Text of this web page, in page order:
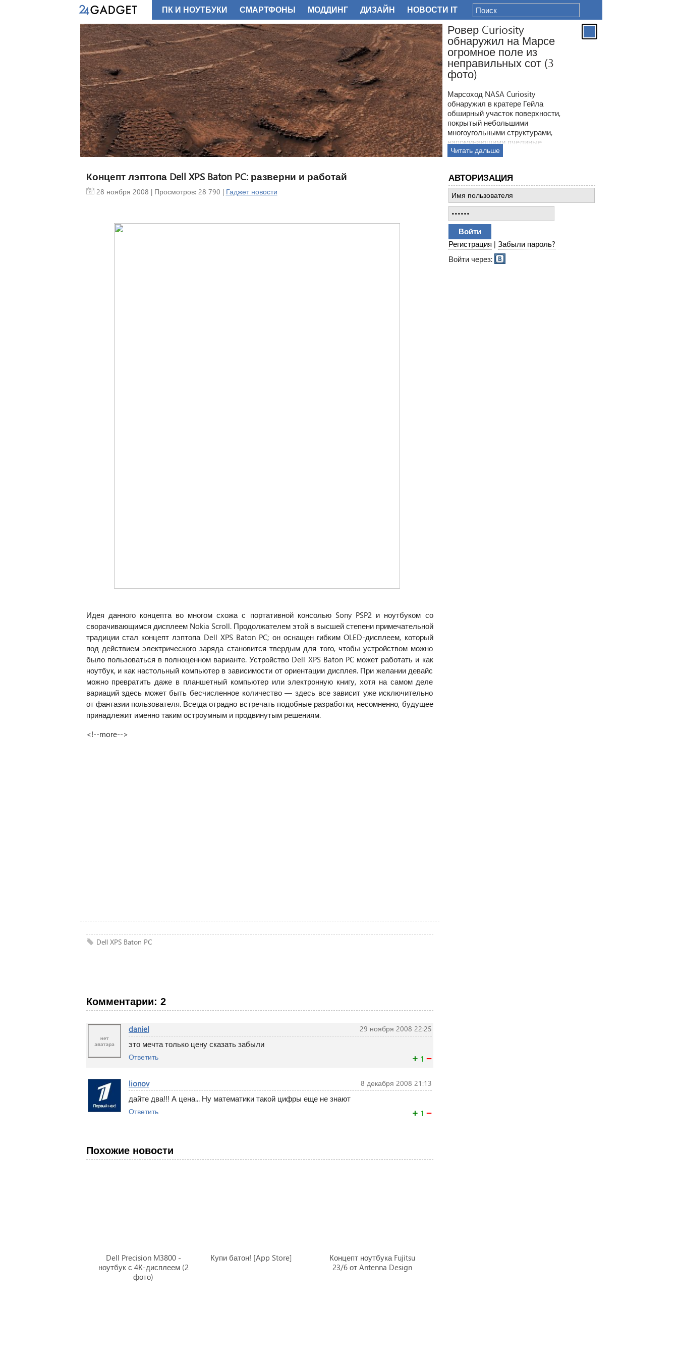
Ровер Curiosity
обнаружил на Марсе
огромное поле из
неправильных сот (3
фото)
Марсоход NASA Curiosity
обнаружил в кратере Гейла
обширный участок поверхности,
покрытый небольшими
многоугольными структурами,
напоминающими пчелиные
соты. Ранее ровер находил
затмила все предыдущее такие
открытия.
Читать дальше
Концепт лэптопа Dell XPS Baton PC: разверни и работай
28 ноября 2008 | Просмотров: 28 790 | Гаджет новости
Идея данного концепта во многом схожа с портативной консолью Sony PSP2 и ноутбуком со
сворачивающимся дисплеем Nokia Scroll. Продолжателем этой в высшей степени примечательной
традиции стал концепт лэптопа Dell XPS Baton PC; он оснащен гибким OLED-дисплеем, который
под действием электрического заряда становится твердым для того, чтобы устройством можно
было пользоваться в полноценном варианте. Устройство Dell XPS Baton PC может работать и как
ноутбук, и как настольный компьютер в зависимости от ориентации дисплея. При желании девайс
можно превратить даже в планшетный компьютер или электронную книгу, хотя на самом деле
вариаций здесь может быть бесчисленное количество — здесь все зависит уже исключительно
от фантазии пользователя. Всегда отрадно встречать подобные разработки, несомненно, будущее
принадлежит именно таким остроумным и продвинутым решениям.
<!--more-->
Dell XPS Baton PC
Комментарии: 2
29 ноября 2008 22:25
daniel
это мечта только цену сказать забыли
+ 1 −
Ответить
8 декабря 2008 21:13
lionov
дайте два!!! А цена... Ну математики такой цифры еще не знают
+ 1 −
Ответить
Похожие новости
Dell Precision M3800 -
ноутбук с 4К-дисплеем (2
фото)
Купи батон! [App Store]
Концепт ноутбука Fujitsu
23/6 от Antenna Design
АВТОРИЗАЦИЯ
Регистрация | Забыли пароль?
Войти через:
ПК И НОУТБУКИ СМАРТФОНЫ МОДДИНГ ДИЗАЙН НОВОСТИ IT
ФОТО